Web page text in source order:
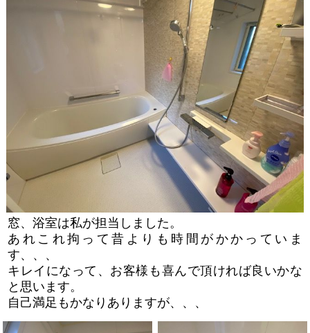
窓、浴室は私が担当しました。
あれこれ拘って昔よりも時間がかかっていま
す、、、
キレイになって、お客様も喜んで頂ければ良いかな
と思います。
自己満足もかなりありますが、、、